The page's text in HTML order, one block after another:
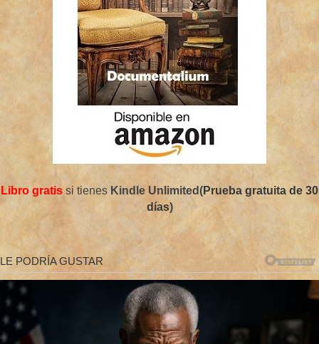
Libro gratis si tienesKindle Unlimited(Prueba gratuita de 30
días)